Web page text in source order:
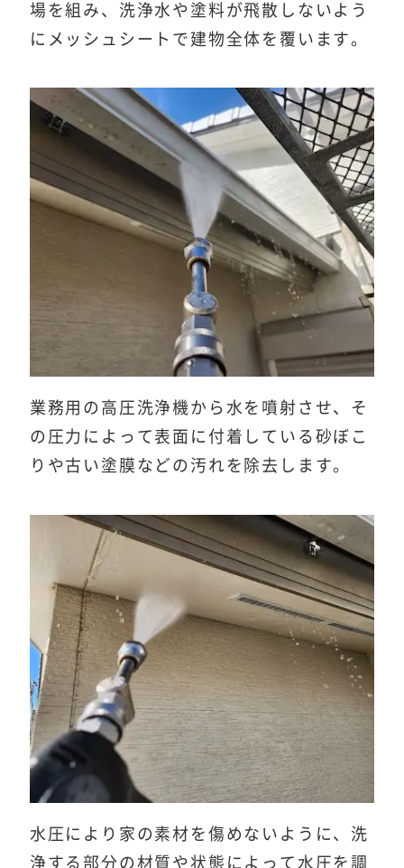
場を組み、洗浄水や塗料が飛散しないよう
にメッシュシートで建物全体を覆います。
業務用の高圧洗浄機から水を噴射させ、そ
の圧力によって表面に付着している砂ぼこ
りや古い塗膜などの汚れを除去します。
水圧により家の素材を傷めないように、洗
浄する部分の材質や状態によって水圧を調